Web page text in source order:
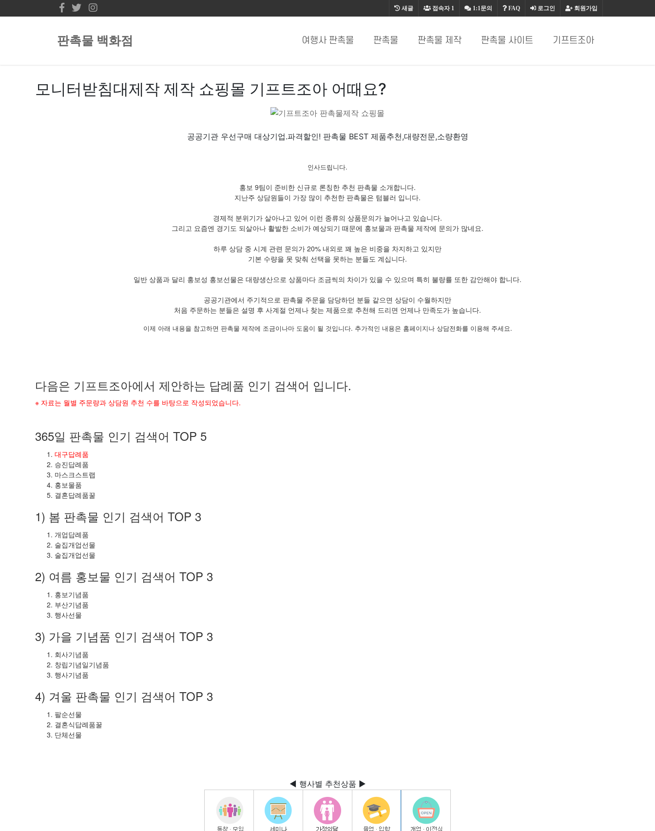
회원가입
로그인
FAQ
1:1문의
접속자1
새글
판촉물 백화점 여행사 판촉물 판촉물 판촉물 제작 판촉물 사이트 기프트조아
모니터받침대제작 제작 쇼핑몰 기프트조아 어때요?
공공기관 우선구매 대상기업.파격할인! 판촉물 BEST 제품추천,대량전문,소량환영
인사드립니다.
홍보 9팀이 준비한 신규로 론칭한 추천 판촉물 소개합니다.
지난주 상담원들이 가장 많이 추천한 판촉물은 텀블러 입니다.
경제적 분위기가 살아나고 있어 이런 종류의 상품문의가 늘어나고 있습니다.
그리고 요즘엔 경기도 되살아나 활발한 소비가 예상되기 때문에 홍보물과 판촉물 제작에 문의가 많네요.
하루 상담 중 시계 관련 문의가 20% 내외로 꽤 높은 비중을 차지하고 있지만
기본 수량을 못 맞춰 선택을 못하는 분들도 계십니다.
일반 상품과 달리 홍보성 홍보선물은 대량생산으로 상품마다 조금씩의 차이가 있을 수 있으며 특히 불량률 또한 감안해야 합니다.
공공기관에서 주기적으로 판촉물 주문을 담당하던 분들 같으면 상담이 수월하지만
처음 주문하는 분들은 설명 후 사계절 언제나 찾는 제품으로 추천해 드리면 언제나 만족도가 높습니다.
이제 아래 내용을 참고하면 판촉물 제작에 조금이나마 도움이 될 것입니다. 추가적인 내용은 홈페이지나 상담전화를 이용해 주세요.
다음은 기프트조아에서 제안하는 답례품 인기 검색어 입니다.
※ 자료는 월별 주문량과 상담원 추천 수를 바탕으로 작성되었습니다.
365일 판촉물 인기 검색어 TOP 5
대구답례품
승진답례품
마스크스트랩
홍보물품
결혼답례품꿀
1) 봄 판촉물 인기 검색어 TOP 3
개업답례품
술집개업선물
술집개업선물
2) 여름 홍보물 인기 검색어 TOP 3
홍보기념품
부산기념품
행사선물
3) 가을 기념품 인기 검색어 TOP 3
회사기념품
창립기념일기념품
행사기념품
4) 겨울 판촉물 인기 검색어 TOP 3
팔순선물
결혼식답례품꿀
단체선물
◀ 행사별 추천상품 ▶